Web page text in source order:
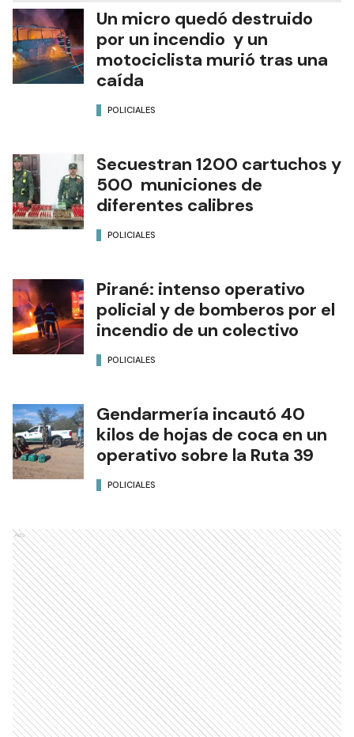
Un micro quedó destruido
por un incendio y un
motociclista murió tras una
caída
POLICIALES
Secuestran 1200 cartuchos y
500 municiones de
diferentes calibres
POLICIALES
Pirané: intenso operativo
policial y de bomberos por el
incendio de un colectivo
POLICIALES
Gendarmería incautó 40
kilos de hojas de coca en un
operativo sobre la Ruta 39
POLICIALES
Ads